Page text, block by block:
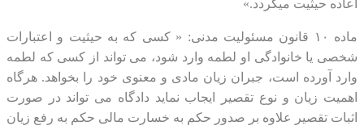
اعاده حیثیت میگردد.»
ماده ۱۰ قانون مسئولیت مدنی: « کسی‏ که به حیثیت و اعتبارات
شخصی یا خانوادگی او لطمه وارد شود، می‏ تواند از کسی ‏که لطمه
وارد آورده است، جبران زیان مادی و معنوی خود را بخواهد. هرگاه
اهمیت زیان و نوع تقصیر ایجاب نماید دادگاه می تواند در صورت
اثبات تقصیر علاوه بر صدور حکم به خسارت مالی حکم به رفع زیان